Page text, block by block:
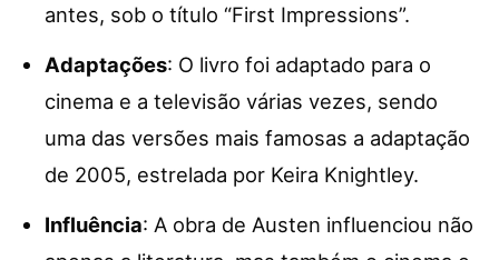
antes, sob o título “First Impressions”.
Adaptações: O livro foi adaptado para o
cinema e a televisão várias vezes, sendo
uma das versões mais famosas a adaptação
de 2005, estrelada por Keira Knightley.
Influência: A obra de Austen influenciou não